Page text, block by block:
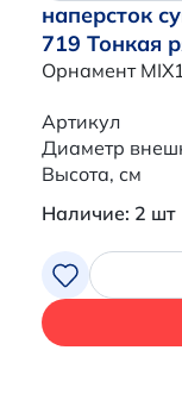
наперсток
719 Тонкая
Орнамент
Артикул
Диаметр
Высота, см
Наличие: 2 шт